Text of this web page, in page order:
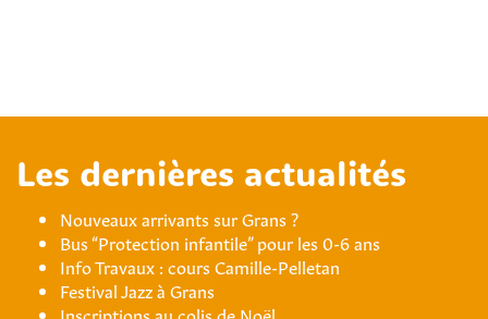
Les dernières actualités
Nouveaux arrivants sur Grans ?
Bus “Protection infantile” pour les 0-6 ans
Info Travaux : cours Camille-Pelletan
Festival Jazz à Grans
Inscriptions au colis de Noël